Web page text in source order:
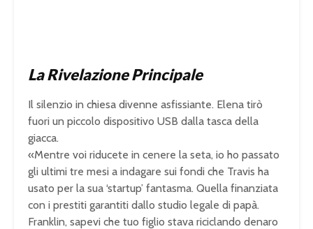
La Rivelazione Principale
Il silenzio in chiesa divenne asfissiante. Elena tirò
fuori un piccolo dispositivo USB dalla tasca della
giacca.
«Mentre voi riducete in cenere la seta, io ho passato
gli ultimi tre mesi a indagare sui fondi che Travis ha
usato per la sua ‘startup’ fantasma. Quella finanziata
con i prestiti garantiti dallo studio legale di papà.
Franklin, sapevi che tuo figlio stava riciclando denaro